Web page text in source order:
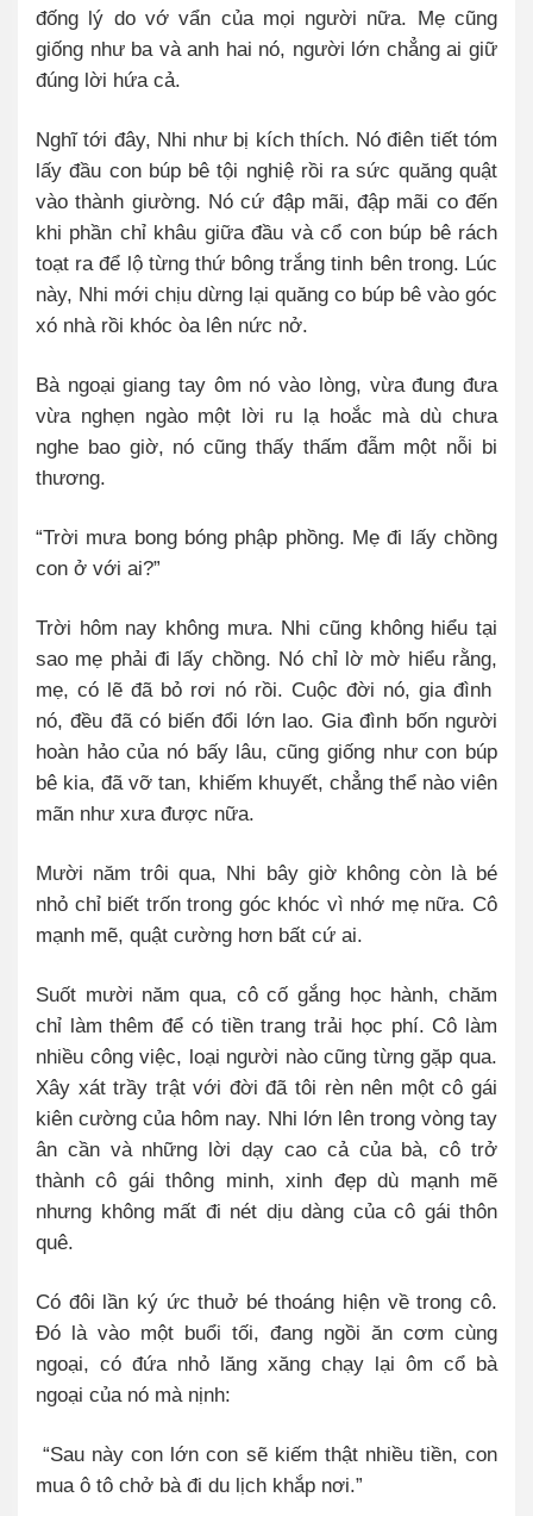
đống lý do vớ vẩn của mọi người nữa. Mẹ cũng
giống như ba và anh hai nó, người lớn chẳng ai giữ
đúng lời hứa cả.
Nghĩ tới đây, Nhi như bị kích thích. Nó điên tiết tóm
lấy đầu con búp bê tội nghiệ rồi ra sức quăng quật
vào thành giường. Nó cứ đập mãi, đập mãi co đến
khi phần chỉ khâu giữa đầu và cổ con búp bê rách
toạt ra để lộ từng thứ bông trắng tinh bên trong. Lúc
này, Nhi mới chịu dừng lại quăng co búp bê vào góc
xó nhà rồi khóc òa lên nức nở.
Bà ngoại giang tay ôm nó vào lòng, vừa đung đưa
vừa nghẹn ngào một lời ru lạ hoắc mà dù chưa
nghe bao giờ, nó cũng thấy thấm đẫm một nỗi bi
thương.
“Trời mưa bong bóng phập phồng. Mẹ đi lấy chồng
con ở với ai?”
Trời hôm nay không mưa. Nhi cũng không hiểu tại
sao mẹ phải đi lấy chồng. Nó chỉ lờ mờ hiểu rằng,
mẹ, có lẽ đã bỏ rơi nó rồi. Cuộc đời nó, gia đình
nó, đều đã có biến đổi lớn lao. Gia đình bốn người
hoàn hảo của nó bấy lâu, cũng giống như con búp
bê kia, đã vỡ tan, khiếm khuyết, chẳng thể nào viên
mãn như xưa được nữa.
Mười năm trôi qua, Nhi bây giờ không còn là bé
nhỏ chỉ biết trốn trong góc khóc vì nhớ mẹ nữa. Cô
mạnh mẽ, quật cường hơn bất cứ ai.
Suốt mười năm qua, cô cố gắng học hành, chăm
chỉ làm thêm để có tiền trang trải học phí. Cô làm
nhiều công việc, loại người nào cũng từng gặp qua.
Xây xát trầy trật với đời đã tôi rèn nên một cô gái
kiên cường của hôm nay. Nhi lớn lên trong vòng tay
ân cần và những lời dạy cao cả của bà, cô trở
thành cô gái thông minh, xinh đẹp dù mạnh mẽ
nhưng không mất đi nét dịu dàng của cô gái thôn
quê.
Có đôi lần ký ức thuở bé thoáng hiện về trong cô.
Đó là vào một buổi tối, đang ngồi ăn cơm cùng
ngoại, có đứa nhỏ lăng xăng chạy lại ôm cổ bà
ngoại của nó mà nịnh:
“Sau này con lớn con sẽ kiếm thật nhiều tiền, con
mua ô tô chở bà đi du lịch khắp nơi.”